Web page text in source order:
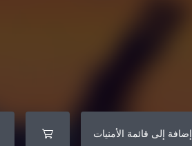
إضافة إلى قائمة الأمنيات